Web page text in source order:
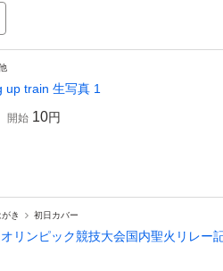
up train 生写真 1
開始 10円
き 初日カバー
リンピック競技大会国内聖火リレ